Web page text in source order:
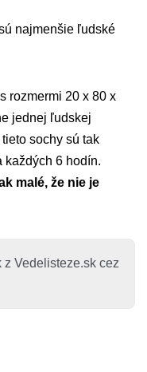
najmenšie ľudské
rozmermi 20 x 80 x
jednej ľudskej
sochy sú tak
každých 6 hodín.
malé, že nie je
Vedelisteze.sk cez